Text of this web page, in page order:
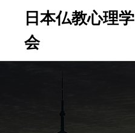
日本仏教心理学
会